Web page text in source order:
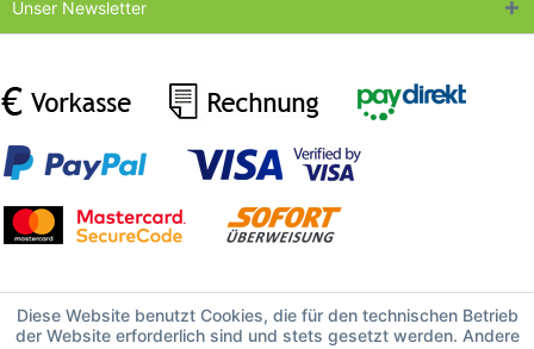
Unser Newsletter
Diese Website benutzt Cookies, die für den technischen Betrieb
der Website erforderlich sind und stets gesetzt werden. Andere